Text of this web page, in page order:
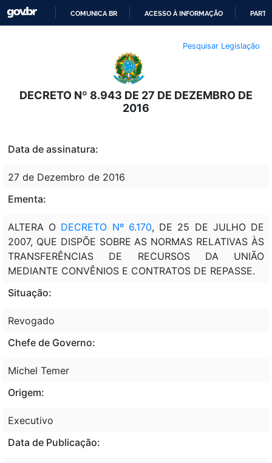
O
CONTEÚDO
COMUNICA BR ACESSO À INFORMAÇÃO
Pesquisar Legislação
DECRETO Nº 8.943 DE 27 DE DEZEMBRO DE
2016
Data de assinatura:
27 de Dezembro de 2016
Ementa:
ALTERA O DECRETO Nº 6.170, DE 25 DE JULHO DE
2007, QUE DISPÕE SOBRE AS NORMAS RELATIVAS ÀS
TRANSFERÊNCIAS DE RECURSOS DA UNIÃO
MEDIANTE CONVÊNIOS E CONTRATOS DE REPASSE.
Situação:
Revogado
Chefe de Governo:
Michel Temer
Origem:
Executivo
Data de Publicação: